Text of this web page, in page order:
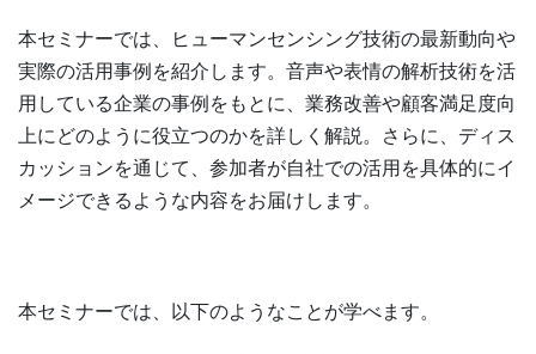
本セミナーでは、ヒューマンセンシング技術の最新動向や
実際の活用事例を紹介します。音声や表情の解析技術を活
用している企業の事例をもとに、業務改善や顧客満足度向
上にどのように役立つのかを詳しく解説。さらに、ディス
カッションを通じて、参加者が自社での活用を具体的にイ
メージできるような内容をお届けします。
本セミナーでは、以下のようなことが学べます。